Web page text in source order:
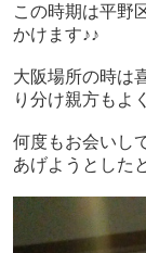
この時期は平野
かけます♪♪
大阪場所の時は
り分け親方もよ
何度もお会いし
あげようとした